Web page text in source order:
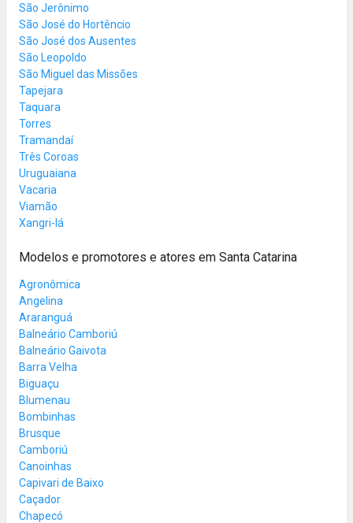
São Jerônimo
São José do Hortêncio
São José dos Ausentes
São Leopoldo
São Miguel das Missões
Tapejara
Taquara
Torres
Tramandaí
Três Coroas
Uruguaiana
Vacaria
Viamão
Xangri-lá
Modelos e promotores e atores em Santa Catarina
Agronômica
Angelina
Araranguá
Balneário Camboriú
Balneário Gaivota
Barra Velha
Biguaçu
Blumenau
Bombinhas
Brusque
Camboriú
Canoinhas
Capivari de Baixo
Caçador
Chapecó